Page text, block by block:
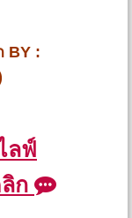
BY :
ลฟ์
ก